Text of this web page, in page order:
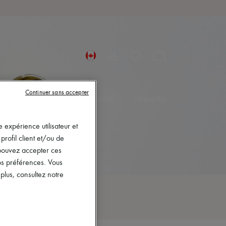
expérience utilisateur et
client et/ou de
accepter ces
préférences. Vous
consultez notre
Continuer sans accepter